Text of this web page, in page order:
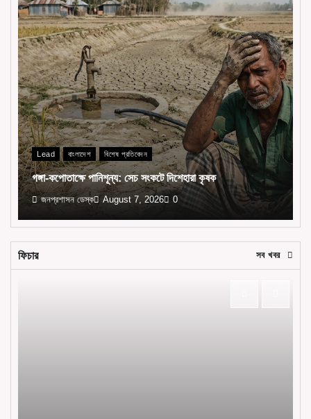
Lead বাংলাদেশ বিশেষ প্রতিবেদন
গঙ্গা-কপোতাক্ষে পানিশূন্য: সেচ সংকটে দিশেহারা কৃষক
জনপ্রশাসন ডেস্ক August 7, 2026 0
ফিচার সব খবর